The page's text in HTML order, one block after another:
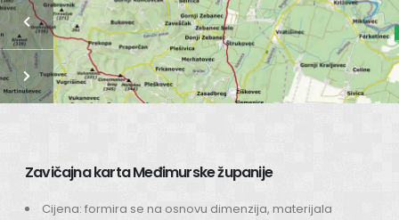
Zavičajna karta Međimurske županije
Cijena: formira se na osnovu dimenzija, materijala